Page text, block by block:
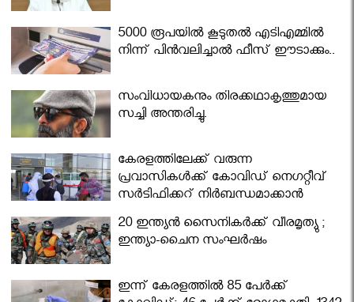
5000 രൂപയിൽ കൂടുതൽ എടിഎമ്മിൽ
നിന്ന് പിൻവലിച്ചാൽ ഫീസ് ഈടാക്കും..
സംവിധായകനും തിരക്കഥാകൃത്തുമായ
സച്ചി അന്തരിച്ചു.
കേരളത്തിലേക്ക് വരുന്ന
പ്രവാസികള്‍ക്ക് കോവിഡ് നെഗറ്റീവ്
സര്‍ട്ടിഫിക്കറ്റ് നിർബന്ധമാക്കാൻ
മന്ത്രിസഭ
20 ഇന്ത്യൻ സൈനികർക്ക് വീരമൃത്യു ;
ഇന്ത്യാ-ചൈന സംഘർഷം
ഇന്ന് കേരളത്തിൽ 85 പേർക്ക്